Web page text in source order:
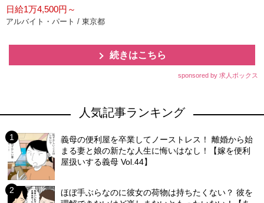
日給1万4,500円～
アルバイト・パート / 東京都
続きはこちら
sponsored by 求人ボックス
人気記事ランキング
義母の便利屋を卒業してノーストレス！ 離婚から始
まる妻と娘の新たな人生に悔いはなし！【嫁を便利
屋扱いする義母 Vol.44】
ほぼ手ぶらなのに彼女の荷物は持ちたくない？ 彼を